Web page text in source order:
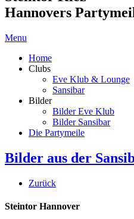
Hannovers
Menu
Home
Clubs
Eve Klub & Lounge
Sansibar
Bilder
Bilder Eve Klub
Bilder Sansibar
Die Partymeile
Bilder aus der
Zurück
Steintor Hannover